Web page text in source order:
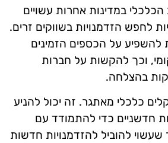
הכלכלי במדינות אחרות עשויים
לחפש הזדמנויות בשווקים זרים.
להשפיע על הכספים הזמינים
וכך להקשות על חברות
בהצלחה.
כלכלי מאתגר. זה יכול להניע
חדשניים כדי להתמודד עם
להוביל להזדמנויות חדשות